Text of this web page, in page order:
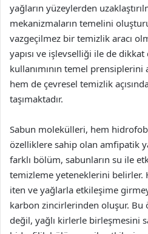
yağların yüzeylerden
mekanizmaların temelini
vazgeçilmez bir temizlik aracı
yapısı ve işlevselliği ile de
kullanımının temel
hem de çevresel temizlik
taşımaktadır.
Sabun molekülleri, hem
özelliklere sahip olan amfipatik
farklı bölüm, sabunların su ile
temizleme yeteneklerini
iten ve yağlarla etkileşime
karbon zincirlerinden oluşur. Bu
değil, yağlı kirlerle birleşmesini